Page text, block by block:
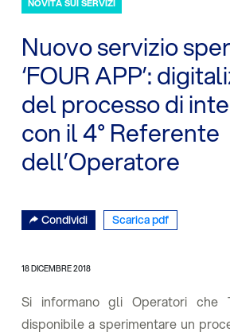
NOVITÀ SUI SERVIZI
Nuovo servizio
‘FOUR APP’:
del processo di
con il 4° Referente
dell’Operatore
Condividi Scarica pdf
18 DICEMBRE 2018
Si informano gli Operatori che
disponibile a sperimentare un